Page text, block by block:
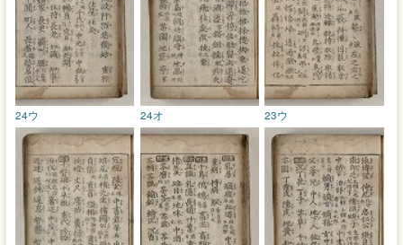
23ウ
24オ
24ウ